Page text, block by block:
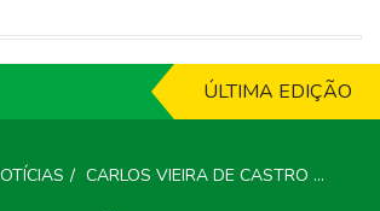
ÚLTIMA EDIÇÃO
CARLOS VIEIRA DE CASTRO TEM RUA EM FAMALICÃO COM O SEU NOME